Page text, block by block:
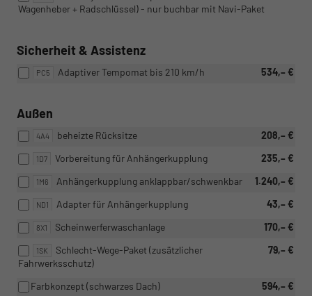
Wagenheber + Radschlüssel) - nur buchbar mit Navi-Paket
Sicherheit & Assistenz
PC5 534,– €
Adaptiver Tempomat bis 210 km/h
Außen
4A4 208,– €
beheizte Rücksitze
1D7 235,– €
Vorbereitung für Anhängerkupplung
1M6 1.240,– €
Anhängerkupplung anklappbar/schwenkbar
ND1 43,– €
Adapter für Anhängerkupplung
8X1 170,– €
Scheinwerferwaschanlage
1SK 79,– €
Schlecht-Wege-Paket (zusätzlicher
Fahrwerksschutz)
594,– €
Farbkonzept (schwarzes Dach)